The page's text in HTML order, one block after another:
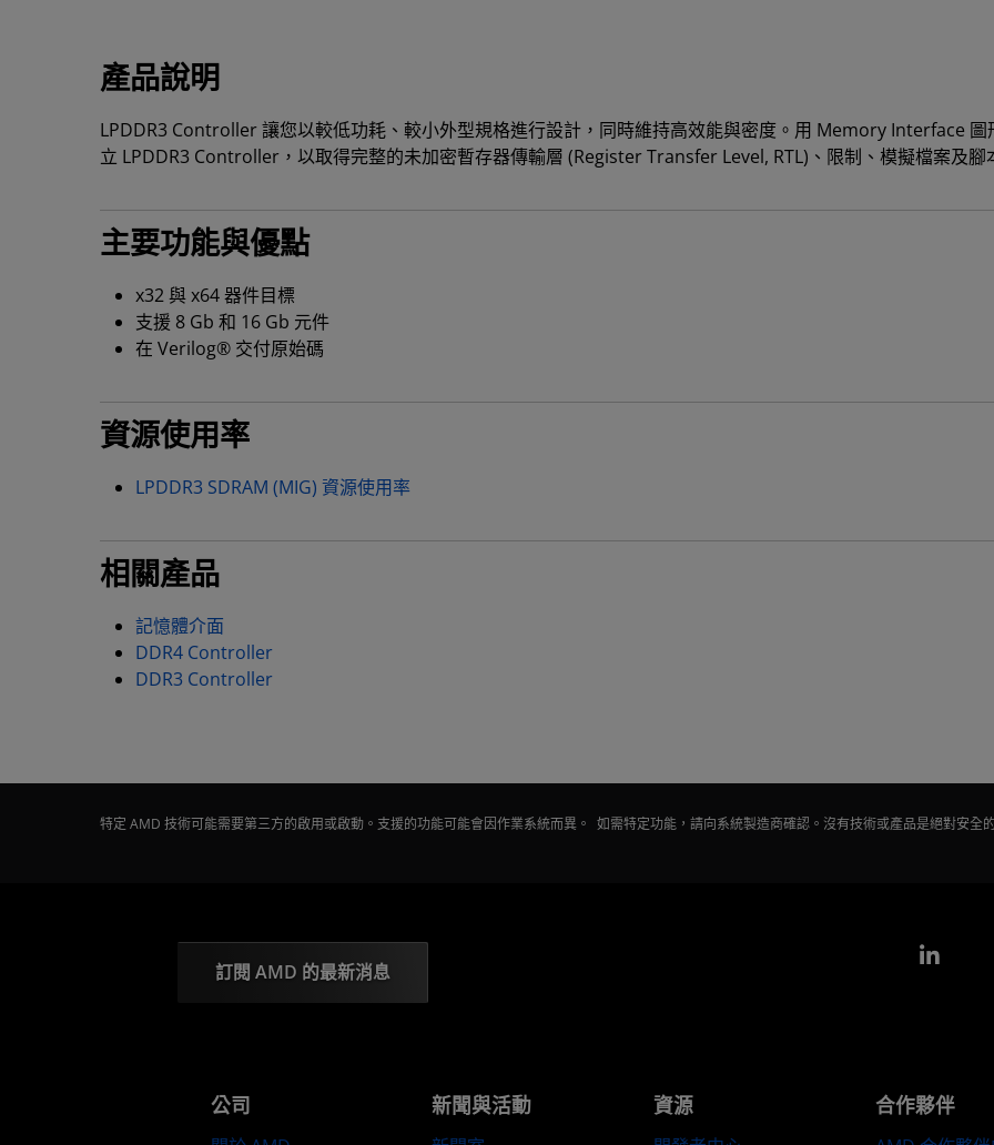
產品說明
LPDDR3 Controller 讓您以較低功耗、較小外型規格進行設計，同時維持高效能與密度。用 Memory Interface
立 LPDDR3 Controller，以取得完整的未加密暫存器傳輸層 (Register Transfer Level, RTL)、限制、模擬檔案及腳
主要功能與優點
x32 與 x64 器件目標
支援 8 Gb 和 16 Gb 元件
在 Verilog® 交付原始碼
資源使用率
LPDDR3 SDRAM (MIG) 資源使用率
相關產品
記憶體介面
DDR4 Controller
DDR3 Controller
特定 AMD 技術可能需要第三方的啟用或啟動。支援的功能可能會因作業系統而異。 如需特定功能，請向系統製造商確認。沒有技術或產品是絕對安全
訂閱 AMD 的最新消息
公司 新聞與活動 資源 合作夥伴